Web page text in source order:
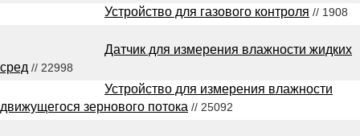
Устройство для газового контроля // 1908
Датчик для измерения влажности жидких
сред // 22998
Устройство для измерения влажности
движущегося зернового потока // 25092